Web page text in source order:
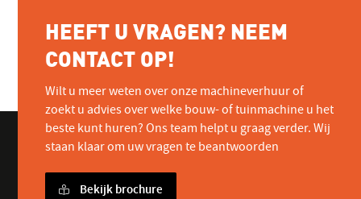
HEEFT U VRAGEN? NEEM
CONTACT OP!
Wilt u meer weten over onze machineverhuur of
zoekt u advies over welke bouw- of tuinmachine u het
beste kunt huren? Ons team helpt u graag verder. Wij
staan klaar om uw vragen te beantwoorden
Bekijk brochure